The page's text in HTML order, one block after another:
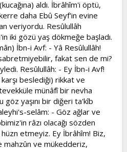
aldı. İbrâhîm'i öptü,
daha Ebû Seyf'in evine
veriyordu. Resûlullâh
iki gözü yaş dökmeğe başladı.
İbn-i Avf: - Yâ Resûlullâh!
fakat sen de mi?
Resûlullâh: - Ey İbn-i Avf!
beslediği) rikkat ve
münâfî bir nevha
yaşını bir diğeri ta'kîb
selâm: - Göz ağlar ve
râzı olacağı sözden
etmeyiz. Ey İbrâhîm! Biz,
mahzûn ve mükedderiz,